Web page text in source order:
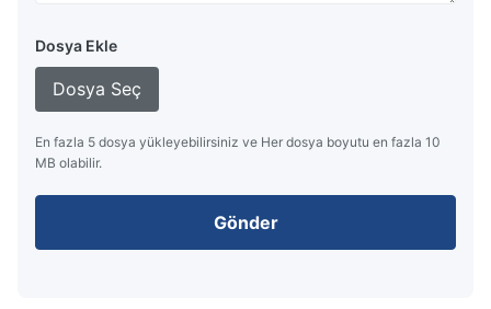
Dosya Ekle
Dosya Seç
En fazla 5 dosya yükleyebilirsiniz ve Her dosya boyutu en fazla 10
MB olabilir.
Gönder